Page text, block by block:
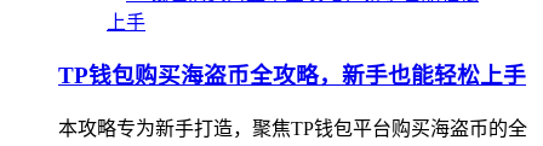
TP钱包购买海盗币全攻略，新手也能轻松上手
本攻略专为新手打造，聚焦TP钱包平台购买海盗币的全